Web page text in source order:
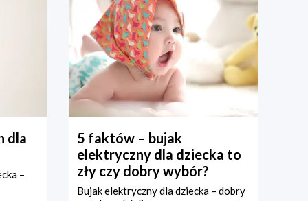
dla
–
5 faktów – bujak
elektryczny dla dziecka to
zły czy dobry wybór?
Bujak elektryczny dla dziecka – dobry